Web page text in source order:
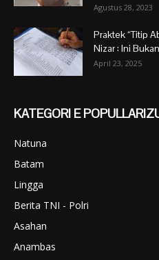
Agustus 28, 2023
Praktek “Titip
Nizar : Ini
April 23, 2025
KATEGORI E
Natuna
Batam
Lingga
Berita TNI - Polri
Asahan
Anambas